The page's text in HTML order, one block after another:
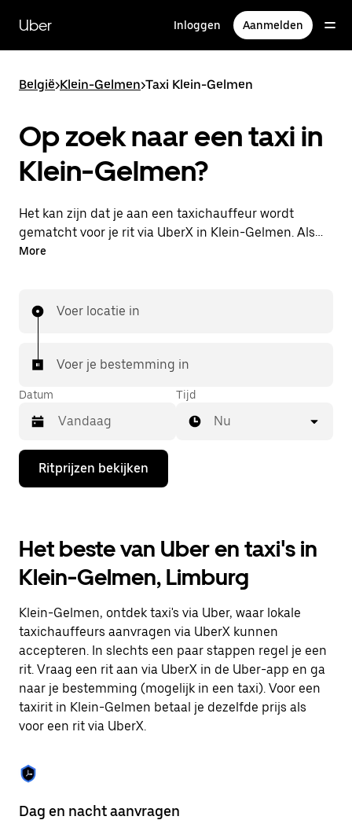
naar
hoofdinhoud
Uber Inloggen Aanmelden
België>Klein-Gelmen>Taxi Klein-Gelmen
Op zoek naar een taxi in
Klein-Gelmen?
Het kan zijn dat je aan een taxichauffeur wordt
gematcht voor je rit via UberX in Klein-Gelmen. Als
dat zo is, profiteer je van dezelfde 24/7
je bestemming.
More
Voer locatie in
Voer je bestemming in
Datum
Druk
de
de
agenda
te
openen
een
datum
selecteren.
Druk
op
Escape
om
de
sluiten.
Tijd
Nu
Ritprijzen bekijken
Het beste van Uber en taxi's in
Klein-Gelmen, Limburg
Klein-Gelmen, ontdek taxi's via Uber, waar lokale
taxichauffeurs aanvragen via UberX kunnen
accepteren. In slechts een paar stappen regel je een
rit. Vraag een rit aan via UberX in de Uber-app en ga
naar je bestemming (mogelijk in een taxi). Voor een
taxirit in Klein-Gelmen betaal je dezelfde prijs als
voor een rit via UberX.
Dag en nacht aanvragen